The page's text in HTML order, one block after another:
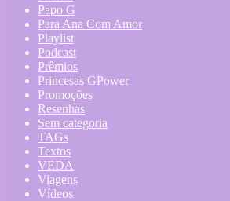
Papo G
Para Ana Com Amor
Playlist
Podcast
Prêmios
Princesas GPower
Promoções
Resenhas
Sem categoria
TAGs
Textos
VEDA
Viagens
Vídeos